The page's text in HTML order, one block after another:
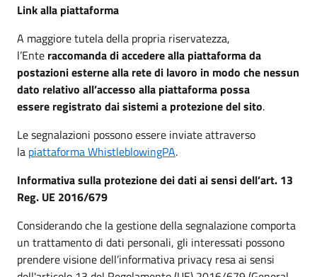
Link alla piattaforma
A maggiore tutela della propria riservatezza,
l’Ente raccomanda di accedere alla piattaforma da
postazioni esterne alla rete di lavoro in modo che nessun
dato relativo all’accesso alla piattaforma possa
essere registrato dai sistemi a protezione del sito.
Le segnalazioni possono essere inviate attraverso
la piattaforma WhistleblowingPA(apre in un'altra scheda).
.
Informativa sulla protezione dei dati ai sensi dell’art. 13
Reg. UE 2016/679
Considerando che la gestione della segnalazione comporta
un trattamento di dati personali, gli interessati possono
prendere visione dell’informativa privacy resa ai sensi